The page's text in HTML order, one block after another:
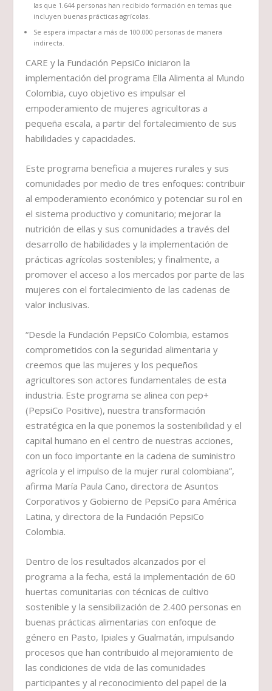
las que 1.644 personas han recibido formación en temas que
incluyen buenas prácticas agrícolas.
Se espera impactar a más de 100.000 personas de manera
indirecta.
CARE y la Fundación PepsiCo iniciaron la
implementación del programa Ella Alimenta al Mundo
Colombia, cuyo objetivo es impulsar el
empoderamiento de mujeres agricultoras a
pequeña escala, a partir del fortalecimiento de sus
habilidades y capacidades.
Este programa beneficia a mujeres rurales y sus
comunidades por medio de tres enfoques: contribuir
al empoderamiento económico y potenciar su rol en
el sistema productivo y comunitario; mejorar la
nutrición de ellas y sus comunidades a través del
desarrollo de habilidades y la implementación de
prácticas agrícolas sostenibles; y finalmente, a
promover el acceso a los mercados por parte de las
mujeres con el fortalecimiento de las cadenas de
valor inclusivas.
“Desde la Fundación PepsiCo Colombia, estamos
comprometidos con la seguridad alimentaria y
creemos que las mujeres y los pequeños
agricultores son actores fundamentales de esta
industria. Este programa se alinea con pep+
(PepsiCo Positive), nuestra transformación
estratégica en la que ponemos la sostenibilidad y el
capital humano en el centro de nuestras acciones,
con un foco importante en la cadena de suministro
agrícola y el impulso de la mujer rural colombiana”,
afirma María Paula Cano, directora de Asuntos
Corporativos y Gobierno de PepsiCo para América
Latina, y directora de la Fundación PepsiCo
Colombia.
Dentro de los resultados alcanzados por el
programa a la fecha, está la implementación de 60
huertas comunitarias con técnicas de cultivo
sostenible y la sensibilización de 2.400 personas en
buenas prácticas alimentarias con enfoque de
género en Pasto, Ipiales y Gualmatán, impulsando
procesos que han contribuido al mejoramiento de
las condiciones de vida de las comunidades
participantes y al reconocimiento del papel de la